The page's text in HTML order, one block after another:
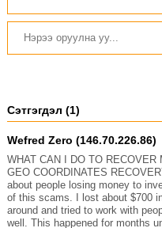
Сэтгэгдэл (1)
Wefred Zero (146.70.226.86)
WHAT CAN I DO TO
GEO COORDINATES
about people losing money to
of this scams. I lost about $700
around and tried to work with
well. This happened for months